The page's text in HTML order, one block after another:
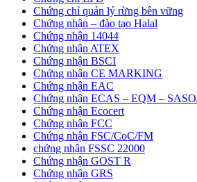
Chứng chỉ quản lý rừng bên vững
Chứng nhận – đào tạo Halal
Chứng nhận 14044
Chứng nhận ATEX
Chứng nhận BSCI
Chứng nhận CE MARKING
Chứng nhận EAC
Chứng nhận ECAS – EQM –
Chứng nhận Ecocert
Chứng nhận FCC
Chứng nhận FSC/CoC/FM
chứng nhận FSSC 22000
Chứng nhận GOST R
Chứng nhận GRS